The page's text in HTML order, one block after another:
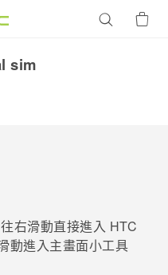
sim‎
右滑動直接進入 HTC
動進入主畫面小工具